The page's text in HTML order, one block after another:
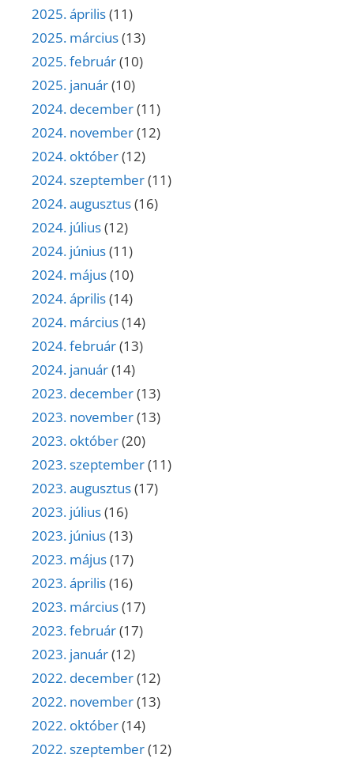
2025. április(11)
2025. március(13)
2025. február(10)
2025. január(10)
2024. december(11)
2024. november(12)
2024. október(12)
2024. szeptember(11)
2024. augusztus(16)
2024. július(12)
2024. június(11)
2024. május(10)
2024. április(14)
2024. március(14)
2024. február(13)
2024. január(14)
2023. december(13)
2023. november(13)
2023. október(20)
2023. szeptember(11)
2023. augusztus(17)
2023. július(16)
2023. június(13)
2023. május(17)
2023. április(16)
2023. március(17)
2023. február(17)
2023. január(12)
2022. december(12)
2022. november(13)
2022. október(14)
2022. szeptember(12)